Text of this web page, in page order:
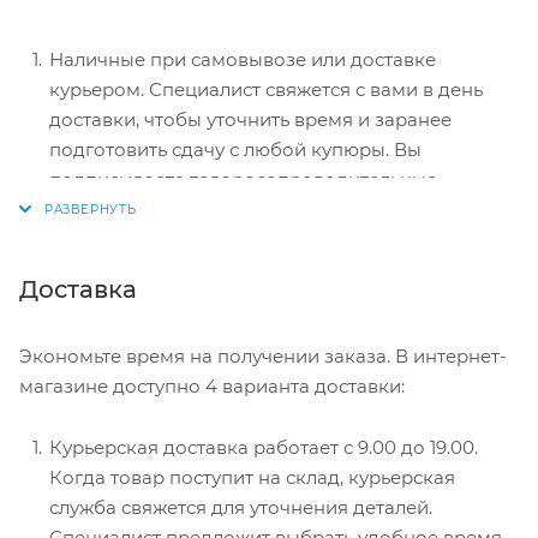
Наличные при самовывозе или доставке
курьером. Специалист свяжется с вами в день
доставки, чтобы уточнить время и заранее
подготовить сдачу с любой купюры. Вы
подписываете товаросопроводительные
документы, вносите денежные средства,
перенаправит вас на сервер системы ASSIST.
Здесь нужно ввести номер карты, срок действия
Электронные системы при онлайн-заказе:
PayPal, WebMoney и Яндекс.Деньги. Для
совершения покупки система перенаправит вас
Доставка
Экономьте время на получении заказа. В интернет-
магазине доступно 4 варианта доставки:
Курьерская доставка работает с 9.00 до 19.00.
Когда товар поступит на склад, курьерская
служба свяжется для уточнения деталей.